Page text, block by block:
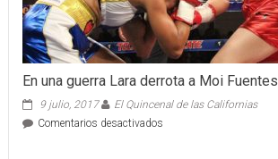
por
COVID-
19
En una guerra Lara derrota a Moi Fuentes
9 julio, 2017
El Quincenal de las Californias
Comentarios desactivadosen